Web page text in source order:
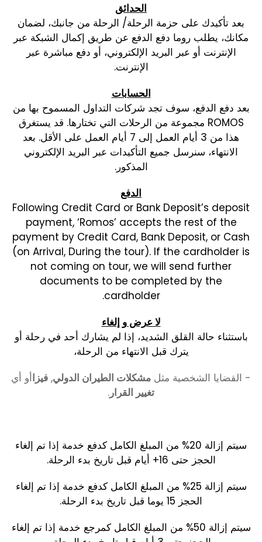
الحدائق
بعد تأكيدك على حزمة الرحلة/ الرحلة من جانبك، لضمان
مكانك، يطلب روما دفع الدفع عن طريق إكمال الشبكة عبر
الإنترنت أو عبر البريد الإلكتروني، أو دفع مباشرة عبر
الإنترنت.
الحسابات
بعد دفع الدفع، سوف تجد شركات التداول المسموح بها من
ROMOS مجموعة من الرحلات التي تختارها. قد يستغرق
هذا من 3 أيام العمل إلى 7 أيام العمل على الأقل. بعد
الانتهاء، سنرسل جميع التأكيدات عبر البريد الإلكتروني
المذكور.
الدفع
Following Credit Card or Bank Deposit’s deposit
payment, ‘Romos’ accepts the rest of the
payment by Credit Card, Bank Deposit, or Cash
(on Arrival, During the tour). If the cardholder is
not coming on tour, we will send further
documents to be completed by the
cardholder.
لا عرض و إلغاء
باستثناء حالة القلق الشديد، إذا لم يشارك أحد في رحلة أو
يترك قبل الانتهاء من الرحلة،
- القضايا الشخصية مثل مشكلات الطيران الدولي, فيزاأو أي
تغيير القرار.
سيتم إزالة 20% من المبلغ الكامل كدفع خدمة إذا تم إلغاء
الحجز حتى 16+ أيام قبل تاريخ بدء الرحلة.
سيتم إزالة 25% من المبلغ الكامل كدفع خدمة إذا تم إلغاء
الحجز 15 يوما قبل تاريخ بدء الرحلة.
سيتم إزالة 50% من المبلغ الكامل كمرجع خدمة إذا تم إلغاء